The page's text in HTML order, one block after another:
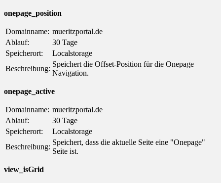
onepage_position
Domainname: mueritzportal.de
Ablauf:
30 Tage
Speicherort:
Localstorage
Beschreibung:
Speichert die Offset-Position für die Onepage
Navigation.
onepage_active
Domainname: mueritzportal.de
Ablauf:
30 Tage
Speicherort:
Localstorage
Beschreibung:
Speichert, dass die aktuelle Seite eine "Onepage"
Seite ist.
view_isGrid